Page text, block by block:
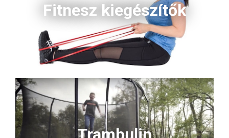
Fitnesz kiegészítők